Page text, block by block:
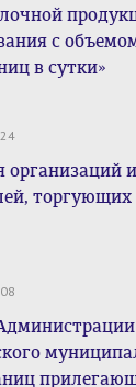
с
в сутки»
торгующих